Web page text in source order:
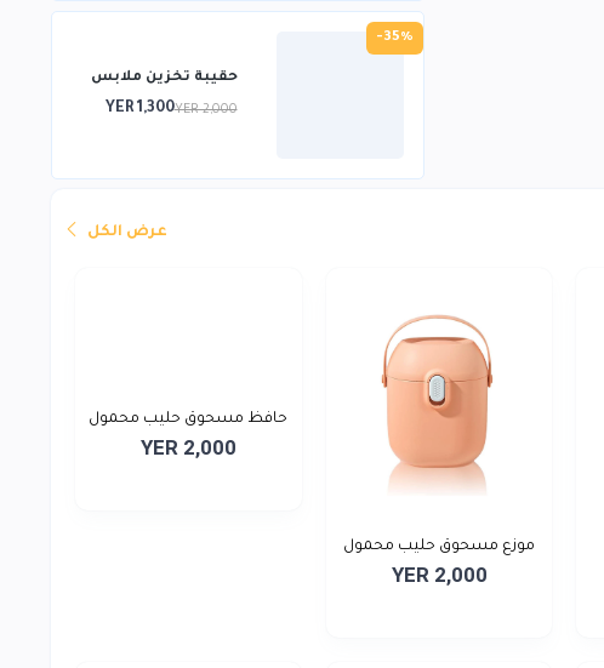
-35%
حقيبة تخزين ملابس
YER 2,000
YER 1,300
عرض الكل
موزع مسحوق حليب محمول
YER 2,000
حافظ مسحوق حليب محمول
YER 2,000